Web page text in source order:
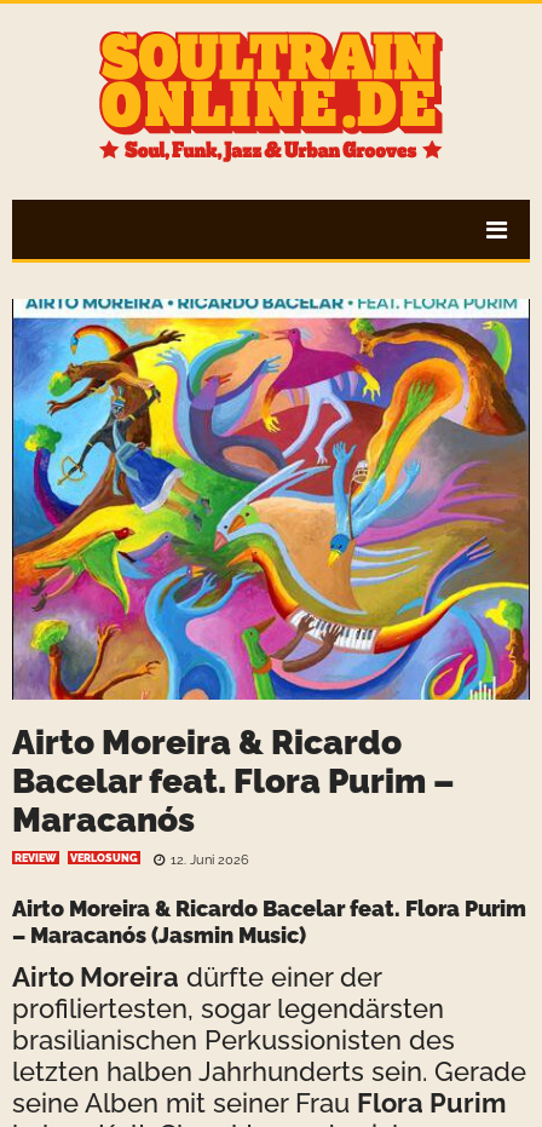
Airto Moreira & Ricardo
Bacelar feat. Flora Purim –
Maracanós
REVIEW VERLOSUNG 12. Juni 2026
Airto Moreira & Ricardo Bacelar feat. Flora Purim
– Maracanós (Jasmin Music)
Airto Moreira dürfte einer der
profiliertesten, sogar legendärsten
brasilianischen Perkussionisten des
letzten halben Jahrhunderts sein. Gerade
seine Alben mit seiner Frau Flora Purim